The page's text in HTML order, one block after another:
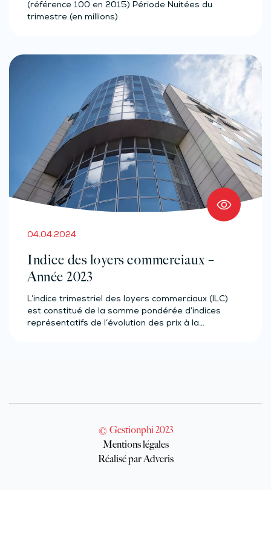
(référence 100 en 2015) Période Nuitées du
trimestre (en millions)
04.04.2024
Indice des loyers commerciaux –
Année 2023
L’indice trimestriel des loyers commerciaux (ILC)
est constitué de la somme pondérée d’indices
représentatifs de l’évolution des prix à la…
© Gestionphi 2023
Mentions légales
Réalisé par Adveris